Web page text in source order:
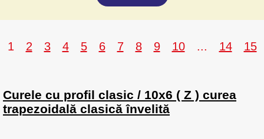
1 2 3 4 5 6 7 8 9 10 ... 14 15
Curele cu profil clasic / 10x6 ( Z ) curea
trapezoidală clasică învelită